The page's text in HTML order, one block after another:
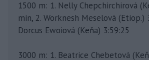
1500 m: 1. Nelly Chepchirchirová
min, 2. Worknesh Meselová (Etiop.)
Dorcus Ewoiová (Keňa) 3:59:25
3000 m: 1. Beatrice Chebetová